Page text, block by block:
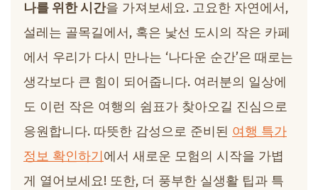
나를 위한 시간을 가져보세요. 고요한 자연에서,
설레는 골목길에서, 혹은 낯선 도시의 작은 카페
에서 우리가 다시 만나는 ‘나다운 순간’은 때로는
생각보다 큰 힘이 되어줍니다. 여러분의 일상에
도 이런 작은 여행의 쉼표가 찾아오길 진심으로
응원합니다. 따뜻한 감성으로 준비된 여행 특가
정보 확인하기 에서 새로운 모험의 시작을 가볍
게 열어보세요! 또한, 더 풍부한 실생활 팁과 특